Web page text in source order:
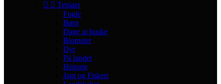
  Temaer
Fugle
Børn
Dage at huske
Blomster
Dyr
På landet
Historie
Jagt og Fiskeri